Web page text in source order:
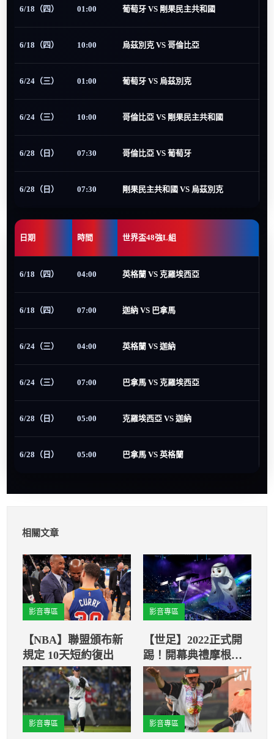
6/18（四） 01:00 葡萄牙 VS 剛果民主共和國
6/18（四） 10:00 烏茲別克 VS 哥倫比亞
6/24（三） 01:00 葡萄牙 VS 烏茲別克
6/24（三） 10:00 哥倫比亞 VS 剛果民主共和國
6/28（日） 07:30 哥倫比亞 VS 葡萄牙
6/28（日） 07:30 剛果民主共和國 VS 烏茲別克
日期 時間 世界盃48強L組
6/18（四） 04:00 英格蘭 VS 克羅埃西亞
6/18（四） 07:00 迦納 VS 巴拿馬
6/24（三） 04:00 英格蘭 VS 迦納
6/24（三） 07:00 巴拿馬 VS 克羅埃西亞
6/28（日） 05:00 克羅埃西亞 VS 迦納
6/28（日） 05:00 巴拿馬 VS 英格蘭
相關文章
影音專區
【NBA】聯盟頒布新
規定 10天短約復出
影音專區
【世足】2022正式開
踢！開幕典禮摩根費
里曼引言嘉賓、BTS
田柾國唱主題曲之一
影音專區 影音專區